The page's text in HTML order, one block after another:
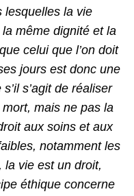
lesquelles la vie
même dignité et la
celui que l’on doit
jours est donc une
s’agit de réaliser
mais ne pas la
aux soins et aux
notamment les
vie est un droit,
éthique concerne